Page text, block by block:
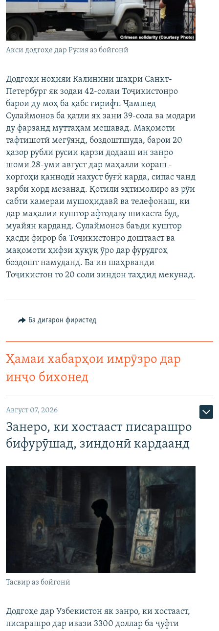
ГУЗОРИШҲОИ РАДИОӢ
Русский
Ҳамаи сомонаҳои RFE/RL
Акси додгоҳе дар Русия аз бойгонӣ
Додгоҳи ноҳияи Калинини шаҳри Санкт-
Петербург як зодаи 42-солаи Тоҷикистонро
барои ду моҳ ба ҳабс гирифт. Ҷамшед
Сулаймонов ба қатли як зани 39-сола ва модари
ду фарзанд муттаҳам мешавад. Мақомоти
тафтишотӣ мегӯянд, боздоштшуда, барои 20
ҳазор рубли русии қарзи додааш ин занро
шоми 28-уми август дар маҳалли кораш -
коргоҳи қаннодӣ нахуст буғӣ карда, сипас чанд
зарби корд мезанад. Қотили эҳтимолиро аз рӯи
сабти камераи мушоҳидавӣ ва телефонаш, ки
дар маҳалии куштор афтодаву шикаста буд,
муайян карданд. Сулаймонов баъди куштор
қасди фирор ба Тоҷикистонро доштааст ва
мақомоти ҳифзи ҳуқуқ ӯро дар фурудгоҳ
боздошт намуданд. Ба ин шаҳрванди
Тоҷикистон то 20 соли зиндон таҳдид мекунад.
Ба дигарон фиристед
Ҳамаи хабарҳои имрӯзро дар
инҷо бихонед
Август 07, 2026
Занеро, ки хостааст писарашро
бифурӯшад, зиндонӣ кардаанд
Тасвир аз бойгонӣ
Додгоҳе дар Узбекистон як занро, ки хостааст,
писарашро дар ивази 3300 доллар ба ҷуфти